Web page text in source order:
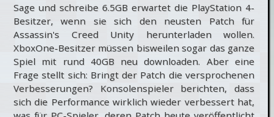
Sage und schreibe 6.5GB erwartet die PlayStation 4-
Besitzer, wenn sie sich den neusten Patch für
Assassin's Creed Unity herunterladen wollen.
XboxOne-Besitzer müssen bisweilen sogar das ganze
Spiel mit rund 40GB neu downloaden. Aber eine
Frage stellt sich: Bringt der Patch die versprochenen
Verbesserungen? Konsolenspieler berichten, dass
sich die Performance wirklich wieder verbessert hat,